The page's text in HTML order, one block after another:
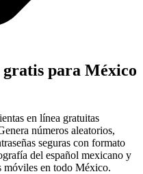
para México
en línea gratuitas
números aleatorios,
seguras con formato
del español mexicano y
móviles en todo México.